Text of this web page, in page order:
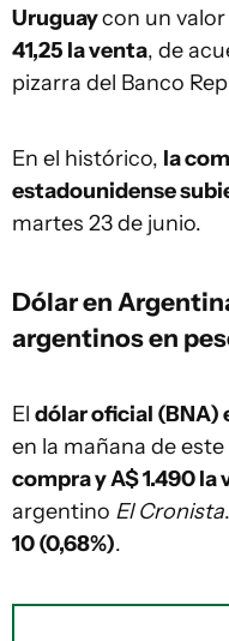
Uruguaycon un
41,25 la venta, de
pizarra del Banco
En el histórico, la
estadounidense
martes 23 de junio.
Dólar en
argentinos en
El dólar oficial (BNA)
en la mañana de
compra y A$ 1.490 la
argentino El Cronista.
10 (0,68%).